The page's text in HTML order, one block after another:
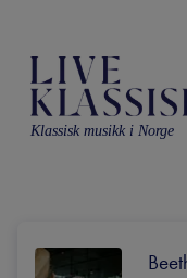
Klassisk musikk i Norge